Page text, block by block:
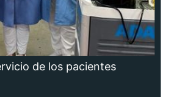
de los pacientes